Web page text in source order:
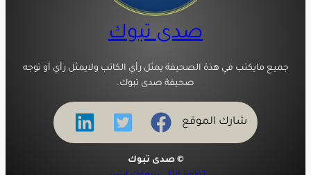
صدى تبوك
جميع مايكتب في هذة الصحيفة يمثل رأي الكاتب ولايمثل رأي أو توجه
صحيفة صدى تبوك.
شارك الموقع
© صدى تبوك